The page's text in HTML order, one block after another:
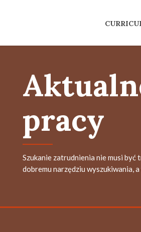
pracy
Szukanie zatrudnienia nie musi
dobremu narzędziu wyszukiwania,